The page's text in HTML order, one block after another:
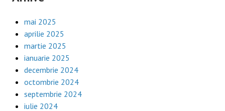
mai 2025
aprilie 2025
martie 2025
ianuarie 2025
decembrie 2024
octombrie 2024
septembrie 2024
iulie 2024